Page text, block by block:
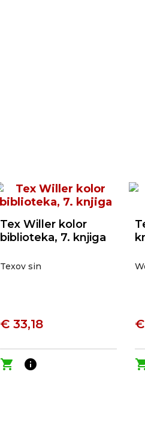
Tex Willer kolor
biblioteka, 7. knjiga
Texov sin
€ 33,18
shopping_cart info